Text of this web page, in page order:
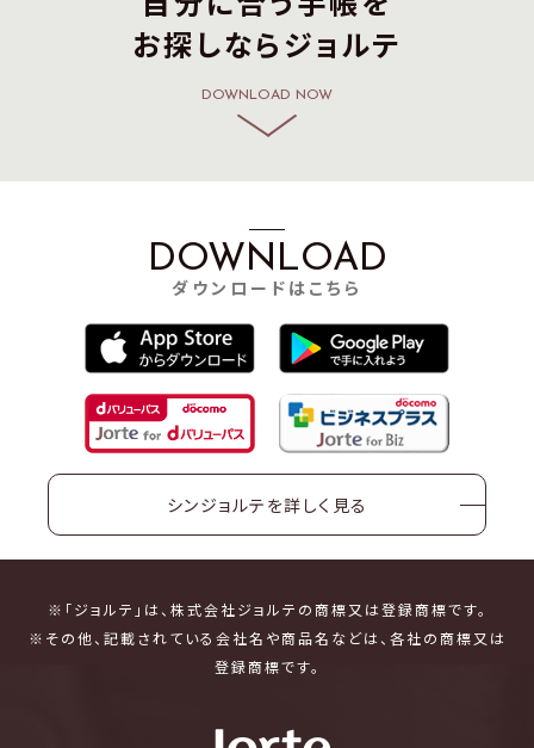
お探しならジョルテ
DOWNLOAD NOW
DOWNLOAD
ダウンロードはこちら
シンジョルテを詳しく見る
※「ジョルテ」は、株式会社ジョルテの商標又は登録商標です。
※その他、記載されている会社名や商品名などは、各社の商標又は
登録商標です。